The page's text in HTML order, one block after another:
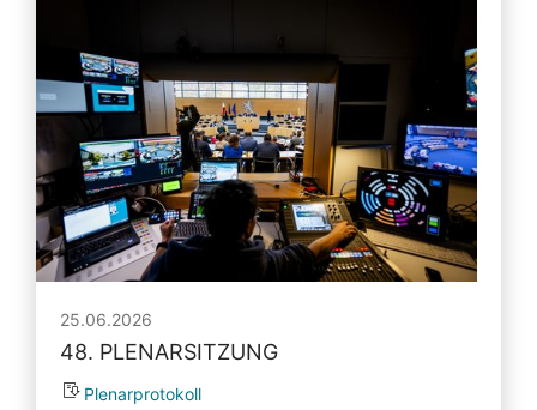
25.06.2026
48. PLENARSITZUNG
Plenarprotokoll